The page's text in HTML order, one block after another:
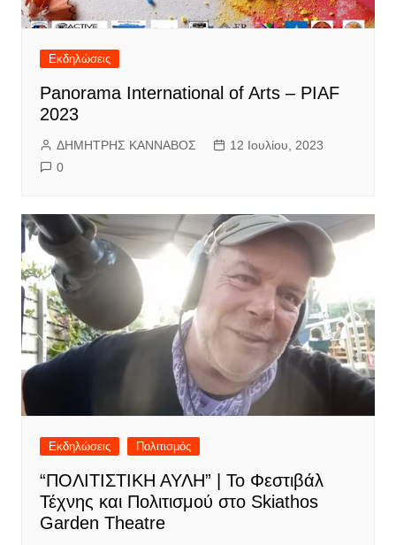
Εκδηλώσεις
Panorama International of Arts – PIAF
2023
ΔΗΜΗΤΡΗΣ ΚΑΝΝΑΒΟΣ
12 Ιουλίου, 2023
0
Εκδηλώσεις Πολιτισμός
“ΠΟΛΙΤΙΣΤΙΚΗ ΑΥΛΗ” | Το Φεστιβάλ
Τέχνης και Πολιτισμού στο Skiathos
Garden Theatre